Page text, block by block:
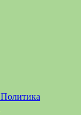
Политика